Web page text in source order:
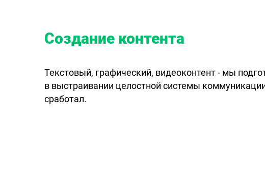
Создание контента
Текстовый, графический, видеоконтент - мы
в выстраивании целостной системы
сработал.